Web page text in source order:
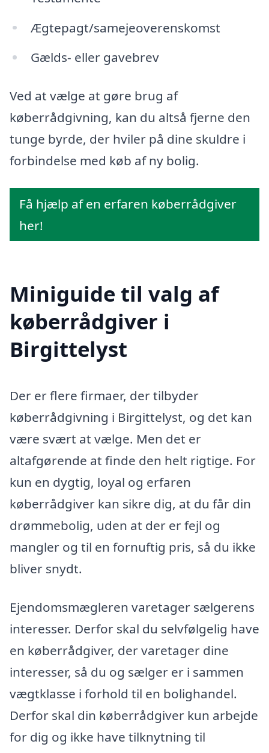
Ægtepagt/samejeoverenskomst
Gælds- eller gavebrev
Ved at vælge at gøre brug af
køberrådgivning, kan du altså fjerne den
tunge byrde, der hviler på dine skuldre i
forbindelse med køb af ny bolig.
Få hjælp af en erfaren køberrådgiver
her!
Miniguide til valg af
køberrådgiver i
Birgittelyst
Der er flere firmaer, der tilbyder
køberrådgivning i Birgittelyst, og det kan
være svært at vælge. Men det er
altafgørende at finde den helt rigtige. For
kun en dygtig, loyal og erfaren
køberrådgiver kan sikre dig, at du får din
drømmebolig, uden at der er fejl og
mangler og til en fornuftig pris, så du ikke
bliver snydt.
Ejendomsmægleren varetager sælgerens
interesser. Derfor skal du selvfølgelig have
en køberrådgiver, der varetager dine
interesser, så du og sælger er i sammen
vægtklasse i forhold til en bolighandel.
Derfor skal din køberrådgiver kun arbejde
for dig og ikke have tilknytning til